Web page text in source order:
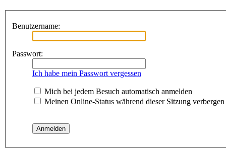
Benutzername:
Passwort:
Ich habe mein Passwort vergessen
Mich bei jedem Besuch automatisch anmelden
Meinen Online-Status während dieser Sitzung verbergen